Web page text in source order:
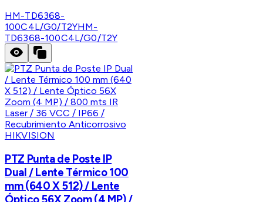
HM-TD6368-
100C4L/G0/T2YHM-
TD6368-100C4L/G0/T2Y
HIKVISION
PTZ Punta de Poste IP
Dual / Lente Térmico 100
mm (640 X 512) / Lente